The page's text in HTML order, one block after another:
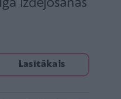
izdejošanās
Lasītākais